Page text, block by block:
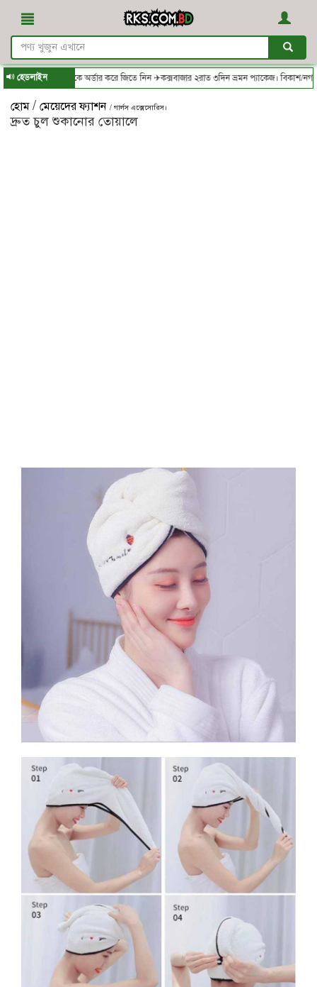
হেডলাইন- থেকে অর্ডার করে জিতে নিন ✈কক্সবাজার ২রাত ৩দিন ভ্রমন প্যাকেজ। বিকাশ/নগদ/
হোম / মেয়েদের ফ্যাশন / গার্লস এক্সেসোরিস।
দ্রুত চুল শুকানোর তোয়ালে